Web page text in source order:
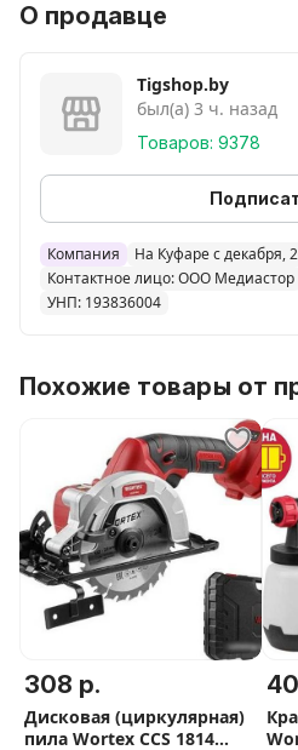
О продавце
Tigshop.by
был(а) 3 ч. назад
Товаров: 9378
Компания
На Куфаре с декабря,
Контактное лицо: ООО Медиастор
УНП: 193836004
Похожие товары от
308 р.
Дисковая (циркулярная)
пила Wortex CCS 1814